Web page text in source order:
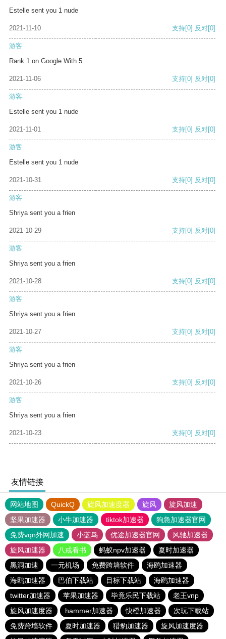
Estelle sent you 1 nude
2021-11-10 支持[0] 反对[0]
游客
Rank 1 on Google With 5
2021-11-06 支持[0] 反对[0]
游客
Estelle sent you 1 nude
2021-11-01 支持[0] 反对[0]
游客
Estelle sent you 1 nude
2021-10-31 支持[0] 反对[0]
游客
Shriya sent you a frien
2021-10-29 支持[0] 反对[0]
游客
Shriya sent you a frien
2021-10-28 支持[0] 反对[0]
游客
Shriya sent you a frien
2021-10-27 支持[0] 反对[0]
游客
Shriya sent you a frien
2021-10-26 支持[0] 反对[0]
游客
Shriya sent you a frien
2021-10-23 支持[0] 反对[0]
友情链接
网站地图 QuickQ 旋风加速度器 旋风
旋风加速
坚果加速器
小牛加速器 tiktok加速器
狗急加速器官网
免费vqn外网加速
小蓝鸟 优途加速器官网
风驰加速器
旋风加速器
八戒看书 蚂蚁npv加速器
夏时加速器
黑洞加速
一元机场 免费跨墙软件
海鸥加速器
海鸥加速器
巴伯下载站 目标下载站
海鸥加速器
twitter加速器
苹果加速器 毕竟乐民下载站
老王vnp
旋风加速度器
hammer加速器 快橙加速器
次玩下载站
免费跨墙软件
夏时加速器 猎豹加速器
旋风加速度器